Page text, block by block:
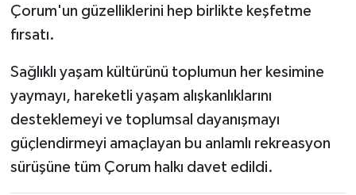
Çorum'un güzelliklerini hep birlikte keşfetme
fırsatı.
Sağlıklı yaşam kültürünü toplumun her kesimine
yaymayı, hareketli yaşam alışkanlıklarını
desteklemeyi ve toplumsal dayanışmayı
güçlendirmeyi amaçlayan bu anlamlı rekreasyon
sürüşüne tüm Çorum halkı davet edildi.